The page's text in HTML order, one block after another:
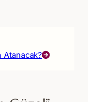
Atanacak?